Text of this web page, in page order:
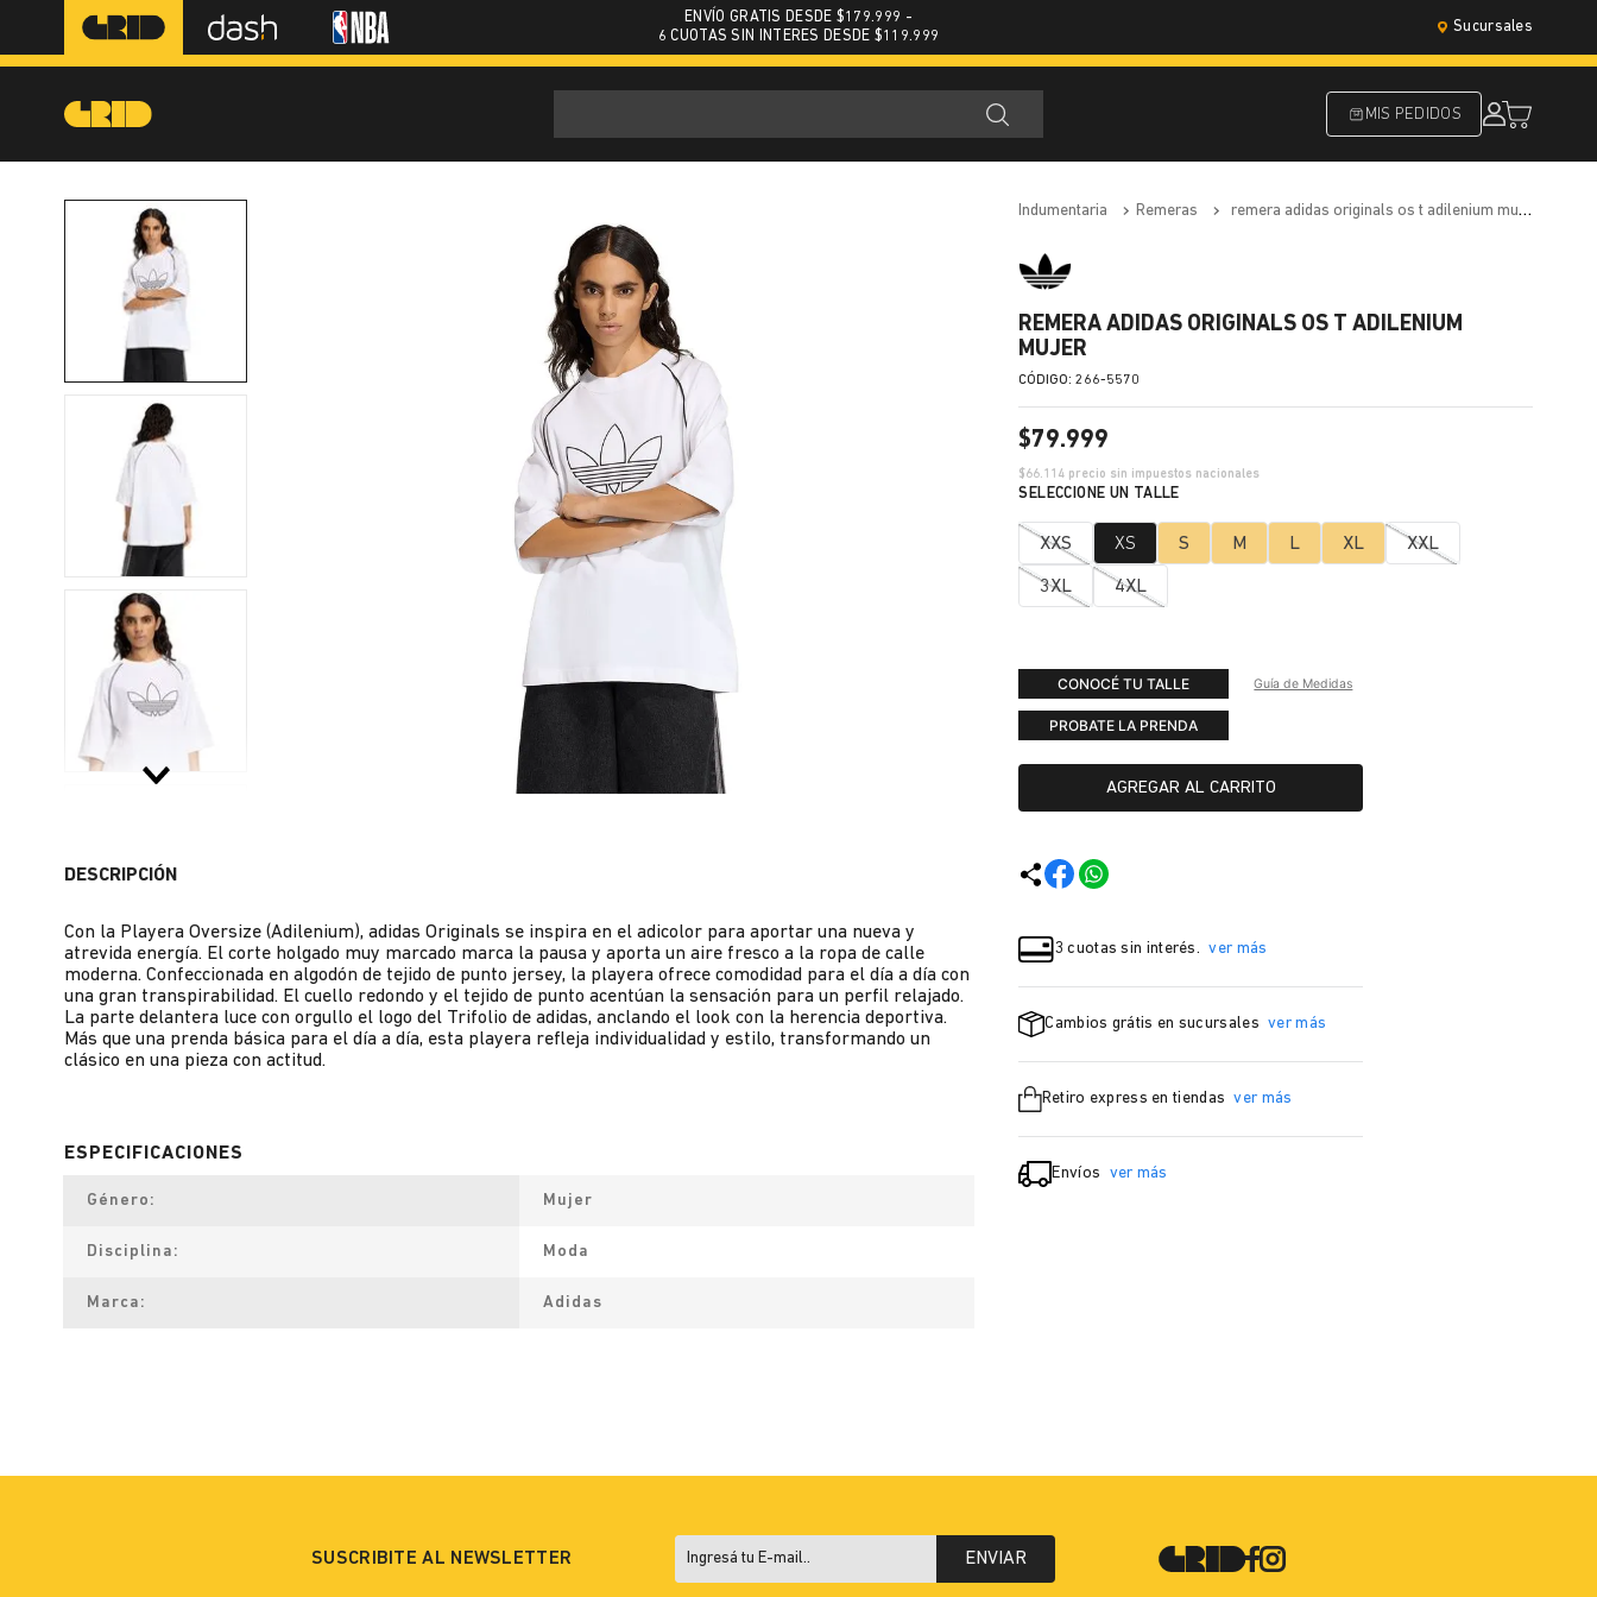
ENVÍO GRATIS DESDE $179.999 -
6 CUOTAS SIN INTERES DESDE $119.999
Sucursales
MIS PEDIDOS
DESCRIPCIÓN
Con la Playera Oversize (Adilenium), adidas Originals se inspira en el adicolor para aportar una nueva y
atrevida energía. El corte holgado muy marcado marca la pausa y aporta un aire fresco a la ropa de calle
moderna. Confeccionada en algodón de tejido de punto jersey, la playera ofrece comodidad para el día a día con
una gran transpirabilidad. El cuello redondo y el tejido de punto acentúan la sensación para un perfil relajado.
La parte delantera luce con orgullo el logo del Trifolio de adidas, anclando el look con la herencia deportiva.
Más que una prenda básica para el día a día, esta playera refleja individualidad y estilo, transformando un
clásico en una pieza con actitud.
Género Mujer
Disciplina Moda
Marca Adidas
indumentaria remeras remera adidas originals os t adilenium mujer
REMERA ADIDAS ORIGINALS OS T ADILENIUM
MUJER
:266-5570
$79.999
$66.114 precio sin impuestos nacionales
XXS XS S M L XL XXL
3XL 4XL
CONOCÉ TU TALLE Guía de Medidas
PROBATE LA PRENDA
AGREGAR AL CARRITO
3 cuotas sin interés. ver más
Cambios grátis en sucursales ver más
Retiro express en tiendas ver más
Envíos ver más
SUSCRIBITE AL NEWSLETTER ENVIAR